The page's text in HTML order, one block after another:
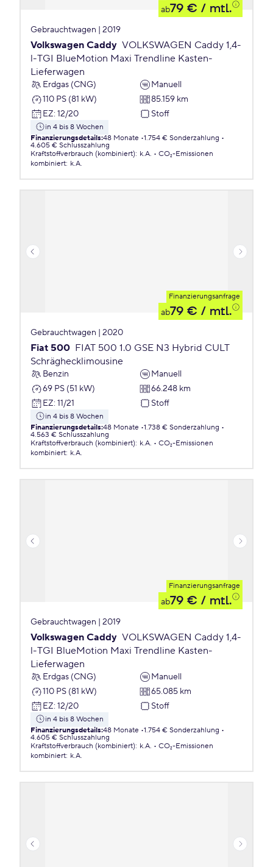
ab79 € / mtl.
Gebrauchtwagen | 2019
Volkswagen Caddy VOLKSWAGEN Caddy 1,4-
l-TGI BlueMotion Maxi Trendline Kasten-
Lieferwagen
Erdgas (CNG)
Manuell
110 PS (81 kW)
85.159 km
EZ: 12/20 Stoff
in 4 bis 8 Wochen
Finanzierungsdetails:48 Monate 1.754 € Sonderzahlung
4.605 € Schlusszahlung
Kraftstoffverbrauch (kombiniert): k.A.
CO₂-Emissionen
kombiniert: k.A.
Finanzierungsanfrage
ab79 € / mtl.
Gebrauchtwagen | 2020
Fiat 500 FIAT 500 1.0 GSE N3 Hybrid CULT
Schräghecklimousine
Benzin
Manuell
69 PS (51 kW)
66.248 km
EZ: 11/21 Stoff
in 4 bis 8 Wochen
Finanzierungsdetails:48 Monate 1.738 € Sonderzahlung
4.563 € Schlusszahlung
Kraftstoffverbrauch (kombiniert): k.A.
CO₂-Emissionen
kombiniert: k.A.
Finanzierungsanfrage
ab79 € / mtl.
Gebrauchtwagen | 2019
Volkswagen Caddy VOLKSWAGEN Caddy 1,4-
l-TGI BlueMotion Maxi Trendline Kasten-
Lieferwagen
Erdgas (CNG)
Manuell
110 PS (81 kW)
65.085 km
EZ: 12/20 Stoff
in 4 bis 8 Wochen
Finanzierungsdetails:48 Monate 1.754 € Sonderzahlung
4.605 € Schlusszahlung
Kraftstoffverbrauch (kombiniert): k.A.
CO₂-Emissionen
kombiniert: k.A.